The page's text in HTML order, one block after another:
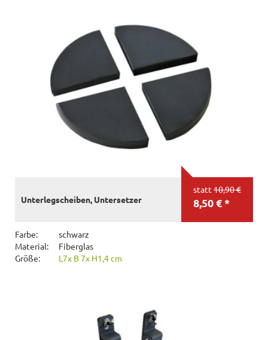
statt 10,90 €
8,50 € *
Unterlegscheiben, Untersetzer
Farbe:
schwarz
Material:
Fiberglas
Größe:
L7x B 7x H1,4 cm